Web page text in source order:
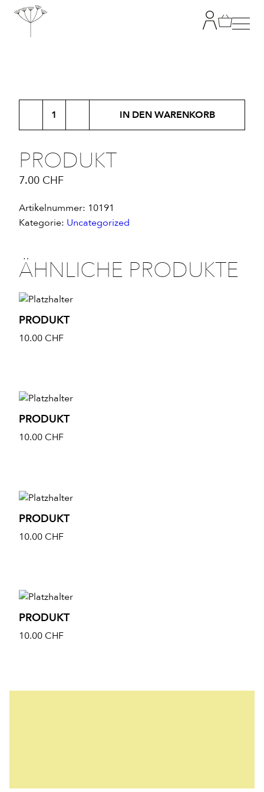
RESTAURANT STUCKI
KONTAKT
ONLINESHOP
IN DEN WARENKORB
PRODUKT
7.00 CHF
Artikelnummer: 10191
Kategorie: Uncategorized
ÄHNLICHE PRODUKTE
PRODUKT
10.00 CHF
PRODUKT
10.00 CHF
PRODUKT
10.00 CHF
PRODUKT
10.00 CHF